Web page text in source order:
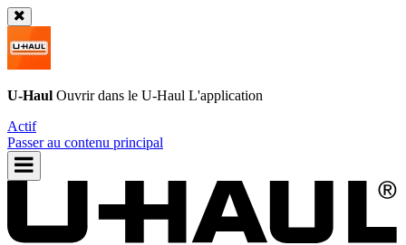
U-Haul Ouvrir dans le U-Haul L'application
Actif
Passer au contenu principal